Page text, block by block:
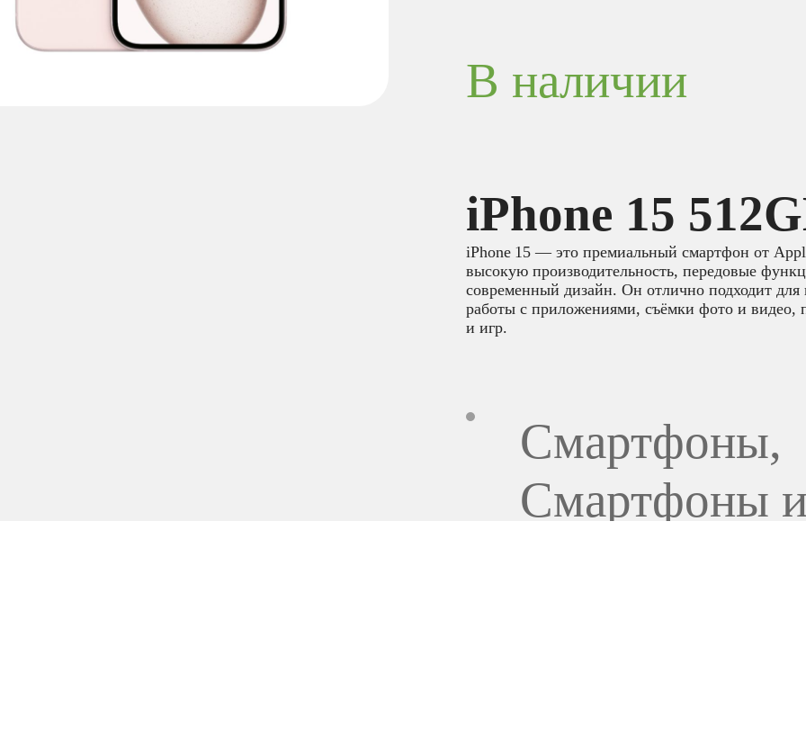
В наличии
iPhone 15
iPhone 15 — это премиальный смартфон от
высокую производительность, передовые
современный дизайн. Он отлично подходит для
работы с приложениями, съёмки фото и видео,
и игр.
Смартфоны,
Смартфоны